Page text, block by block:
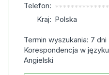
Telefon:
Kraj: Polska
Termin wyszukania: 7 dni
Korespondencja w
Angielski